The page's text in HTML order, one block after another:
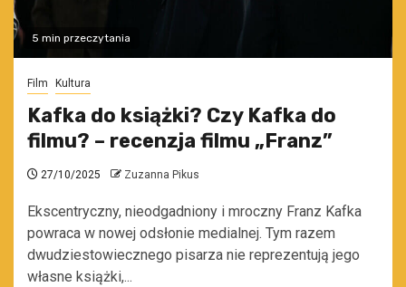
5 min przeczytania
Film Kultura
Kafka do książki? Czy Kafka do
filmu? – recenzja filmu „Franz”
27/10/2025 Zuzanna Pikus
Ekscentryczny, nieodgadniony i mroczny Franz Kafka
powraca w nowej odsłonie medialnej. Tym razem
dwudziestowiecznego pisarza nie reprezentują jego
własne książki,...